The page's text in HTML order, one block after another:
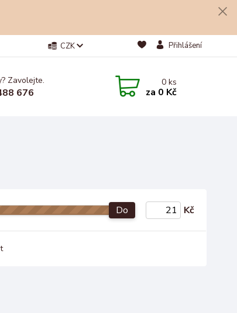
CZK Přihlášení
Zavolejte.
676
0ks
za 0 Kč
Do Kč